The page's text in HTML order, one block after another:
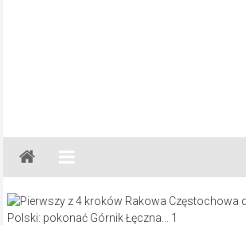
Gazeta
Regionalna
Częstochowa,
Kłobuck,